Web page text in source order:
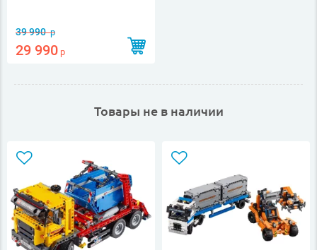
39 990р
29 990 р
Товары не в наличии